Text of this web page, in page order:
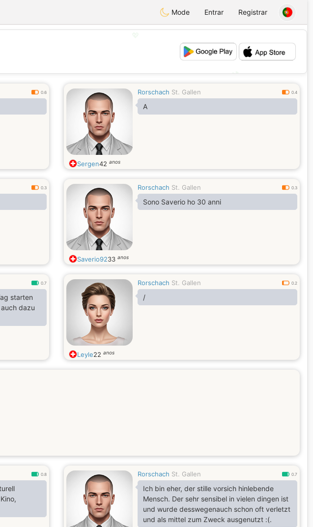
Mode Entrar Registrar
💕
0.6 Rorschach St. Gallen 0.4
A
Sergen42 anos
0.3 Rorschach St. Gallen 0.3
Sono Saverio ho 30 anni
Saverio9233 anos
0.7
starten
dazu
Rorschach St. Gallen 0.2
/
Leyle22 anos
0.8 Rorschach St. Gallen 0.7
Ich bin eher, der stille vorsich hinlebende
Mensch. Der sehr sensibel in vielen dingen ist
und wurde desswegenauch schon oft verletzt
und als mittel zum Zweck ausgenutzt :(.